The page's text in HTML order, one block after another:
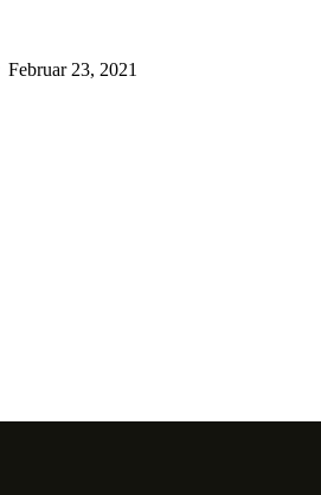
Februar 23, 2021